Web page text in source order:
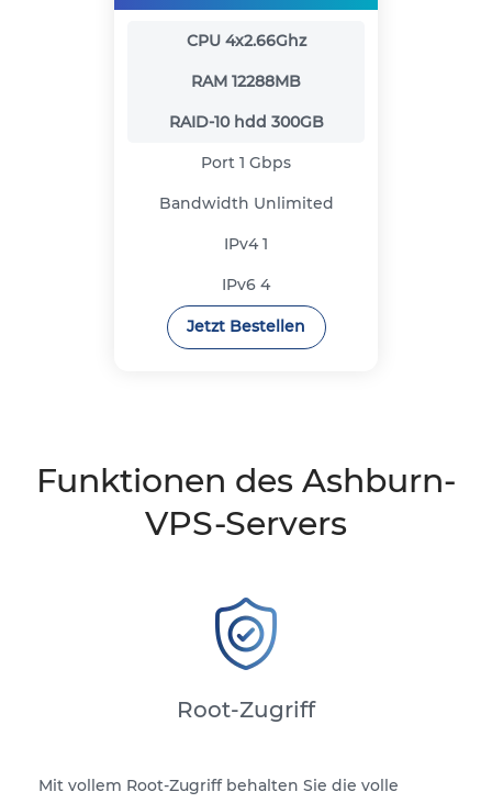
CPU 4x2.66Ghz
RAM 12288MB
RAID-10 hdd 300GB
Port 1 Gbps
Bandwidth Unlimited
IPv41
IPv6 4
Jetzt Bestellen
Funktionen des Ashburn-
VPS-Servers
Root-Zugriff
Mit vollem Root-Zugriff behalten Sie die volle